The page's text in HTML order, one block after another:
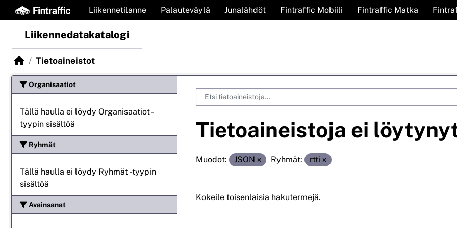
Skip to main content Liikennetilanne Palauteväylä Junalähdöt Fintraffic Mobiili Fintraffic Matka
Liikennedatakatalogi
Tietoaineistot
Organisaatiot
Tällä haulla ei löydy Organisaatiot -
tyypin sisältöä
Ryhmät
Tällä haulla ei löydy Ryhmät -tyypin
sisältöä
Avainsanat
Tietoaineistoja ei
Muodot: JSON Ryhmät: rtti
Kokeile toisenlaisia hakutermejä.